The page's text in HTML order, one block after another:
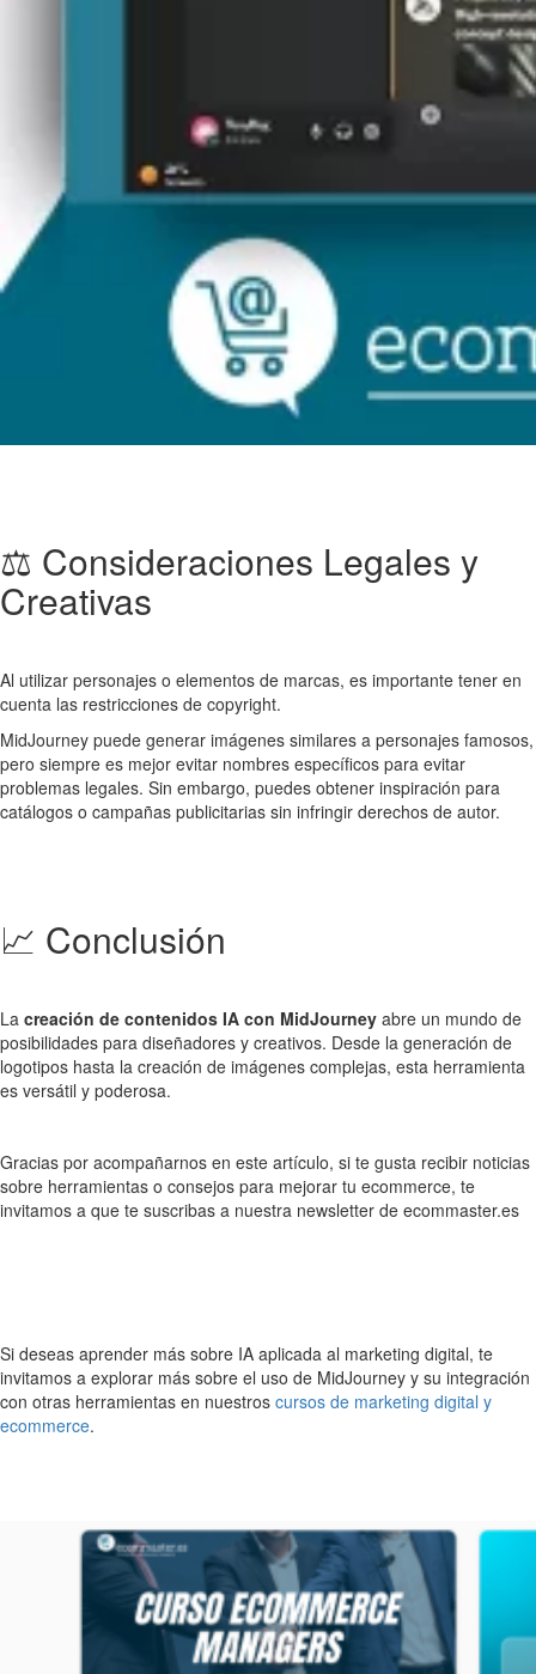
⚖️ Consideraciones Legales y
Creativas
Al utilizar personajes o elementos de marcas, es importante tener en
cuenta las restricciones de copyright.
MidJourney puede generar imágenes similares a personajes famosos,
pero siempre es mejor evitar nombres específicos para evitar
problemas legales. Sin embargo, puedes obtener inspiración para
catálogos o campañas publicitarias sin infringir derechos de autor.
📈 Conclusión
La creación de contenidos IA con MidJourney abre un mundo de
posibilidades para diseñadores y creativos. Desde la generación de
logotipos hasta la creación de imágenes complejas, esta herramienta
es versátil y poderosa.
Gracias por acompañarnos en este artículo, si te gusta recibir noticias
sobre herramientas o consejos para mejorar tu ecommerce, te
invitamos a que te suscribas a nuestra newsletter de ecommaster.es
Si deseas aprender más sobre IA aplicada al marketing digital, te
invitamos a explorar más sobre el uso de MidJourney y su integración
con otras herramientas en nuestros cursos de marketing digital y
ecommerce.